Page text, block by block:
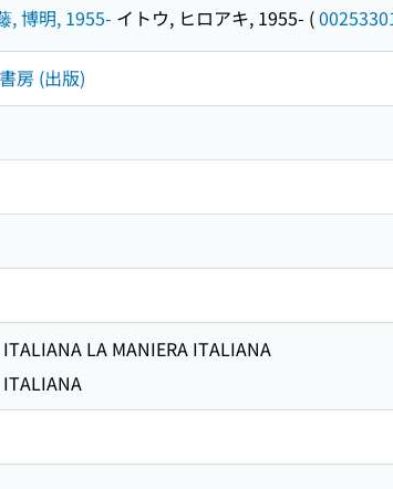
, 博明, 1955- イトウ, ヒロアキ, 1955- (
房 (出版)
LA MANIERA ITALIANA
ITALIANA